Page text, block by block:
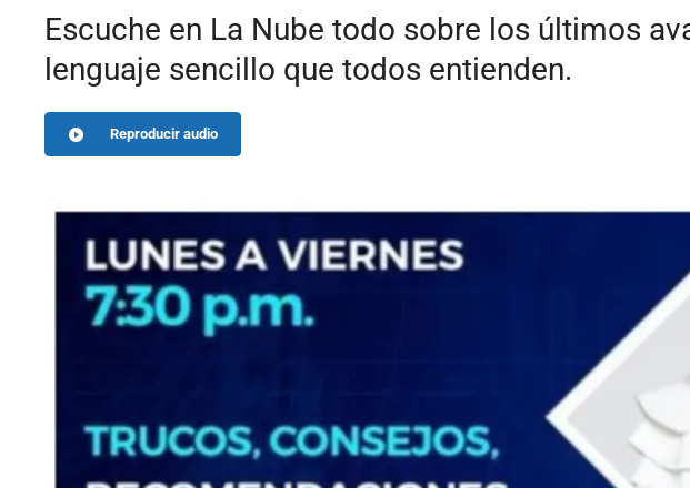
Escuche en La Nube todo sobre los últimos
lenguaje sencillo que todos entienden.
Reproducir audio